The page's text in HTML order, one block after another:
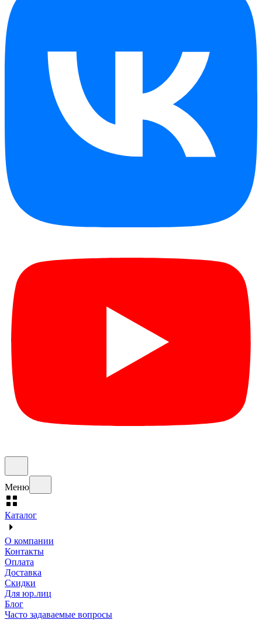
Меню
Каталог
О компании
Контакты
Оплата
Доставка
Скидки
Для юр.лиц
Блог
Часто задаваемые вопросы